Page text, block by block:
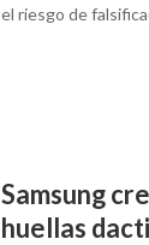
el riesgo de
Samsung
huellas